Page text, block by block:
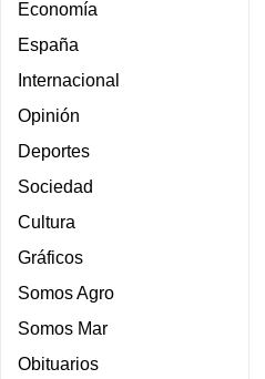
Economía
España
Internacional
Opinión
Deportes
Sociedad
Cultura
Gráficos
Somos Agro
Somos Mar
Obituarios